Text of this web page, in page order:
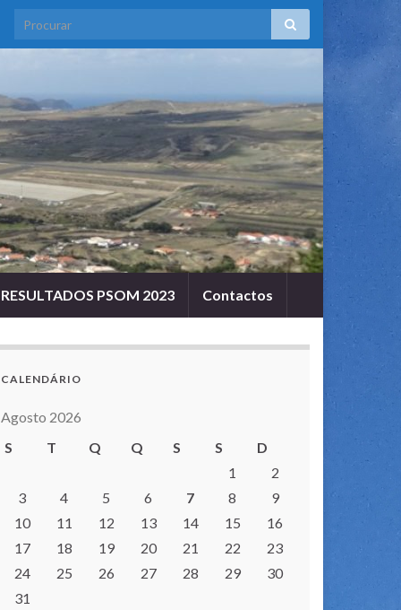
RESULTADOS PSOM 2023 Contactos
CALENDÁRIO
Agosto 2026
S
T Q Q S S D
1
2
3
4 5 6 7 8
9
10
11 12 13 14 15
16
17
18 19 20 21 22
23
24
25 26 27 28 29
30
31